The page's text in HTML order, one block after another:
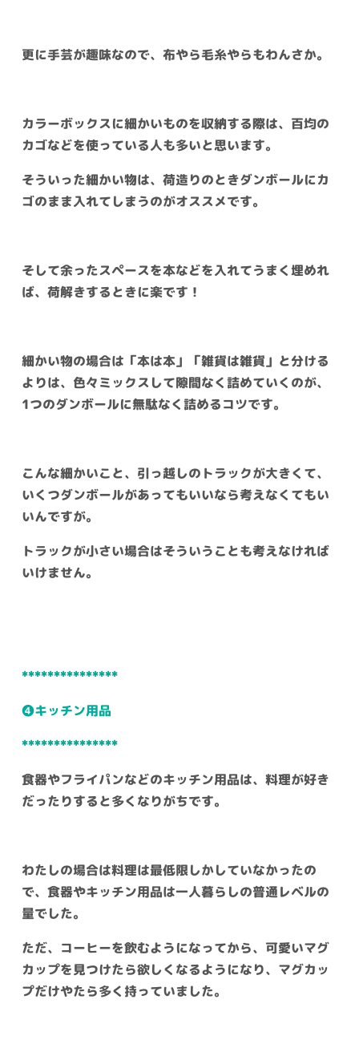
更に手芸が趣味なので、布やら毛糸やらもわんさか。
カラーボックスに細かいものを収納する際は、百均の
カゴなどを使っている人も多いと思います。
そういった細かい物は、荷造りのときダンボールにカ
ゴのまま入れてしまうのがオススメです。
そして余ったスペースを本などを入れてうまく埋めれ
ば、荷解きするときに楽です！
細かい物の場合は「本は本」「雑貨は雑貨」と分ける
よりは、色々ミックスして隙間なく詰めていくのが、
1つのダンボールに無駄なく詰めるコツです。
こんな細かいこと、引っ越しのトラックが大きくて、
いくつダンボールがあってもいいなら考えなくてもい
いんですが。
トラックが小さい場合はそういうことも考えなければ
いけません。
***************
❹キッチン用品
***************
食器やフライパンなどのキッチン用品は、料理が好き
だったりすると多くなりがちです。
わたしの場合は料理は最低限しかしていなかったの
で、食器やキッチン用品は一人暮らしの普通レベルの
量でした。
ただ、コーヒーを飲むようになってから、可愛いマグ
カップを見つけたら欲しくなるようになり、マグカッ
プだけやたら多く持っていました。